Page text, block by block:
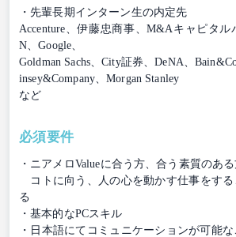
・先輩⻑期インターン⽣の内定先
Accenture、伊藤忠商事、M&Aキャピタ
N、Google、
Goldman Sachs、City証券、DeNA、
insey&Company、Morgan Stanley
など
必須要件
・ニアメロValueに合う⽅、合う素質のあ
コトに向う、⼈の⼼を動かす仕事をする
る
・基本的なPCスキル
・⽇本語にてコミュニケーションが可能